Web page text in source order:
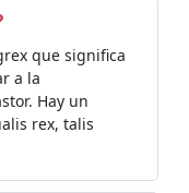
que significa
a la
Hay un
rex, talis